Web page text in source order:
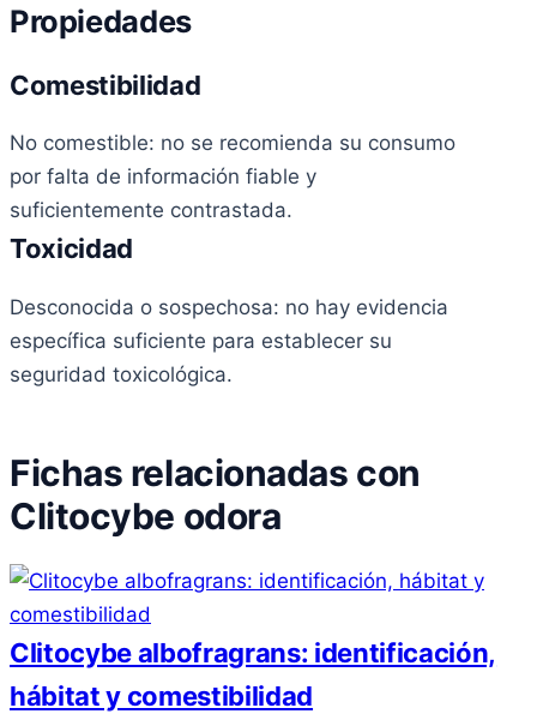
Propiedades
Comestibilidad
No comestible: no se recomienda su consumo
por falta de información fiable y
suficientemente contrastada.
Toxicidad
Desconocida o sospechosa: no hay evidencia
específica suficiente para establecer su
seguridad toxicológica.
Fichas relacionadas con
Clitocybe odora
Clitocybe albofragrans: identificación,
hábitat y comestibilidad